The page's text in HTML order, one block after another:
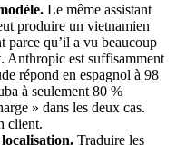
Le même assistant
produire un vietnamien
parce qu’il a vu beaucoup
Anthropic est suffisamment
répond en espagnol à 98
à seulement 80 %
» dans les deux cas.
client.
Traduire les